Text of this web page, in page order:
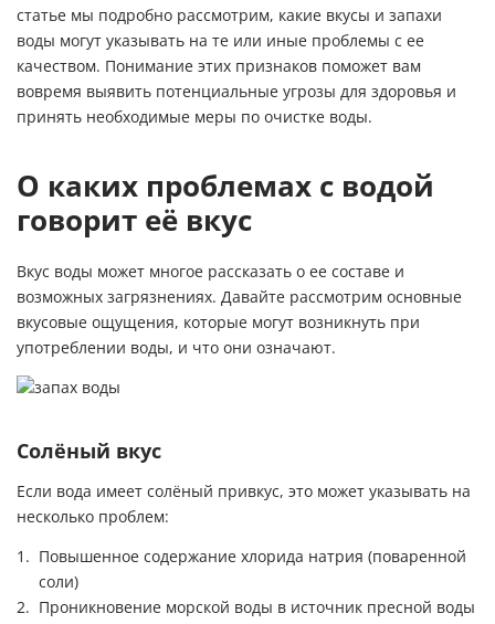
статье мы подробно рассмотрим, какие вкусы и запахи
воды могут указывать на те или иные проблемы с ее
качеством. Понимание этих признаков поможет вам
вовремя выявить потенциальные угрозы для здоровья и
принять необходимые меры по очистке воды.
О каких проблемах с водой
говорит её вкус
Вкус воды может многое рассказать о ее составе и
возможных загрязнениях. Давайте рассмотрим основные
вкусовые ощущения, которые могут возникнуть при
употреблении воды, и что они означают.
Солёный вкус
Если вода имеет солёный привкус, это может указывать на
несколько проблем:
Повышенное содержание хлорида натрия (поваренной
соли)
Проникновение морской воды в источник пресной воды